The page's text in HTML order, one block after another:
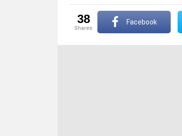
38
shares
Facebook